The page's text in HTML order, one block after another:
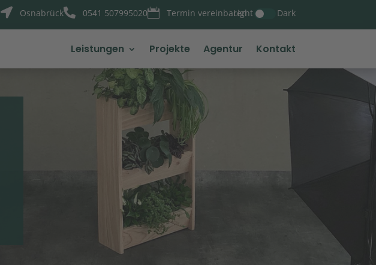
 Osnabrück 0541 507995020 Termin vereinbaren
Light Dark
Leistungen Projekte Agentur Kontakt